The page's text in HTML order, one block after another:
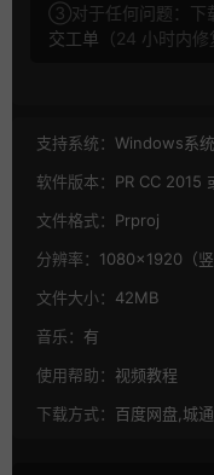
③对于任何问题：下
交工单 （24 小时内修
支持系统： Windows系
软件版本： PR CC 2015
文件格式： Prproj
分辨率： 1080×1920（竖
文件大小： 42MB
音乐： 有
使用帮助： 视频教程
下载方式： 百度网盘,城